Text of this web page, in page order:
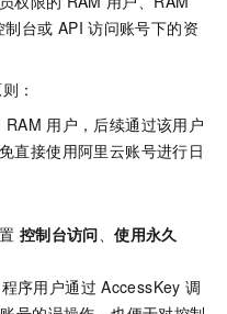
制台或 API 访问账号下的资
：
RAM 用户，后续通过该用户
直接使用阿里云账号进行日
控制台访问、使用永久
序用户通过 AccessKey 调